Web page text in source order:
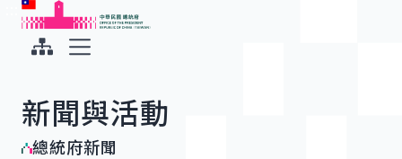
跳到主要內容
中華民國總統府
新聞與活動
總統府新聞